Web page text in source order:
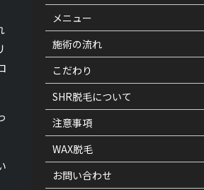
メニュー
施術の流れ
こだわり
SHR脱毛について
注意事項
WAX脱毛
お問い合わせ